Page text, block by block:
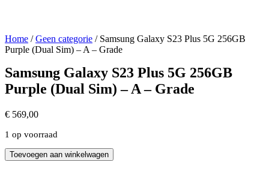
Home /Geen categorie / Samsung Galaxy S23 Plus 5G 256GB
Purple (Dual Sim) – A – Grade
Samsung Galaxy S23 Plus 5G 256GB
Purple (Dual Sim) – A – Grade
€ 569,00
1 op voorraad
Samsung
Galaxy
Toevoegen aan winkelwagen